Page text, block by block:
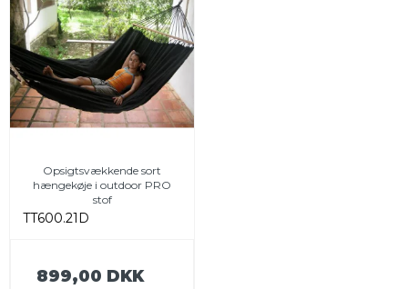
Opsigtsvækkende sort
hængekøje i outdoor PRO
stof
TT600.21D
899,00 DKK